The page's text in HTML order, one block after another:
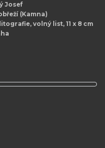
Josef
(Kamna)
volný list, 11 x 8 cm